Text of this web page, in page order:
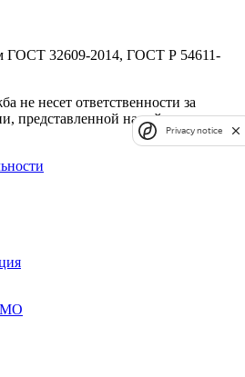
ГОСТ 32609-2014, ГОСТ Р 54611-
не несет ответственности за
представленной на сайтах
МО
Privacy notice